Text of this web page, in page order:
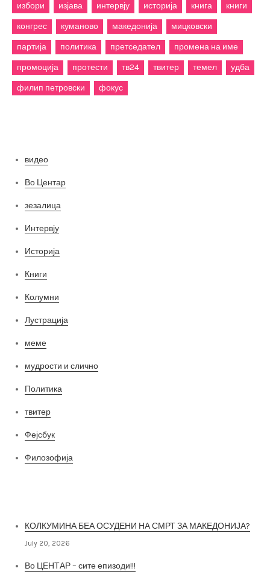
избори
изјава интервју историја книга
книги
конгрес
куманово македонија
мицковски
партија
политика претседател
промена на име
промоција
протести тв24 твитер темел
удба
филип петровски
фокус
видео
Во Центар
зезалица
Интервју
Историја
Книги
Колумни
Лустрација
меме
мудрости и слично
Политика
твитер
Фејсбук
Филозофија
КОЛКУМИНА БЕА ОСУДЕНИ НА СМРТ ЗА МАКЕДОНИЈА?
July 20, 2026
Во ЦЕНТАР – сите епизоди!!!